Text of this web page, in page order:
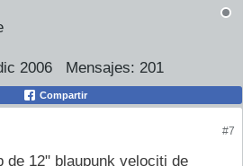
2006 Mensajes: 201
Compartir
#7
de 12" blaupunk velociti de